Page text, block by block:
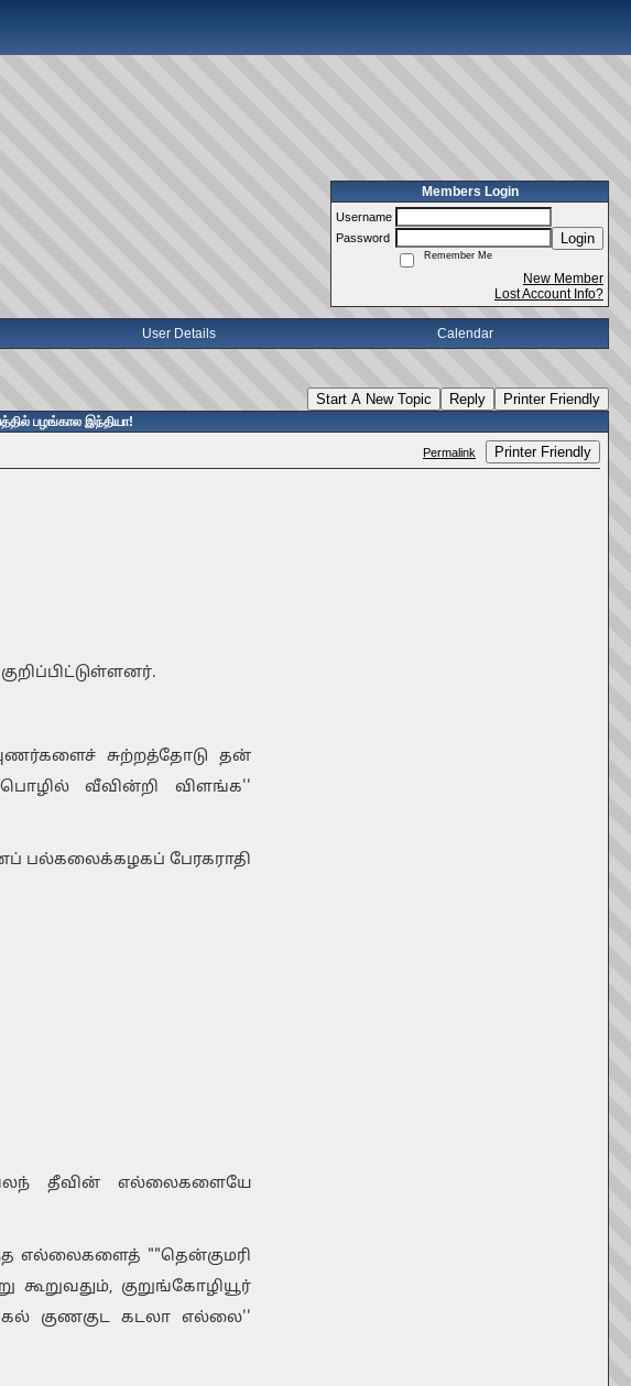
Members Login
Username
Password
Login
Remember Me
New Member
Lost Account Info?
User Details Calendar
Start A New Topic Reply Printer Friendly
பழங்கால இந்தியா!
Permalink Printer Friendly
சுற்றத்தோடு தன்
வீவின்றி விளங்க''
பல்கலைக்கழகப் பேரகராதி
தீவின் எல்லைகளையே
எல்லைகளைத் ""தென்குமரி
குறுங்கோழியூர்
குணகுட கடலா எல்லை''